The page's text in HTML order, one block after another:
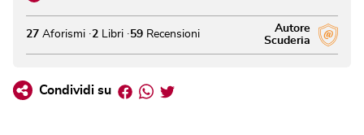
Autore
Scuderia
27 Aforismi 2 Libri 59 Recensioni
Condividi su Facebook
Whatsapp
Twitter